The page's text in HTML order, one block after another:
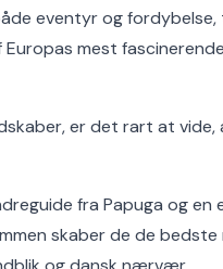
eventyr og fordybelse,
mest
er det rart at vide,
fra Papuga og en
skaber de de